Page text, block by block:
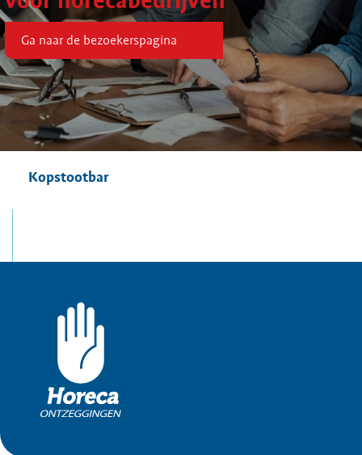
Ga naar de bezoekerspagina
Kopstootbar